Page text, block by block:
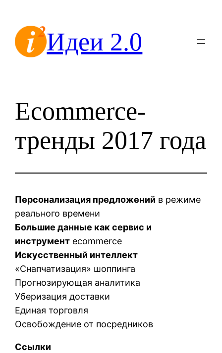
содержимомуИдеи 2.0
Ecommerce-
тренды 2017 года
Персонализация предложений в режиме
реального времени
Большие данные как сервис и
инструмент ecommerce
Искусственный интеллект
«Снапчатизация» шоппинга
Прогнозирующая аналитика
Уберизация доставки
Единая торговля
Освобождение от посредников
Ссылки